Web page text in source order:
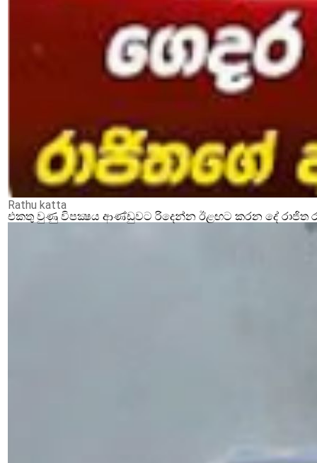
Rathu katta
එකතු වුණු විපක්‍ෂය ආණ්ඩුවට රිදෙන්න ඊළඟට කරන දේ රාජිත